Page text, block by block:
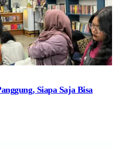
Siapa Saja Bisa